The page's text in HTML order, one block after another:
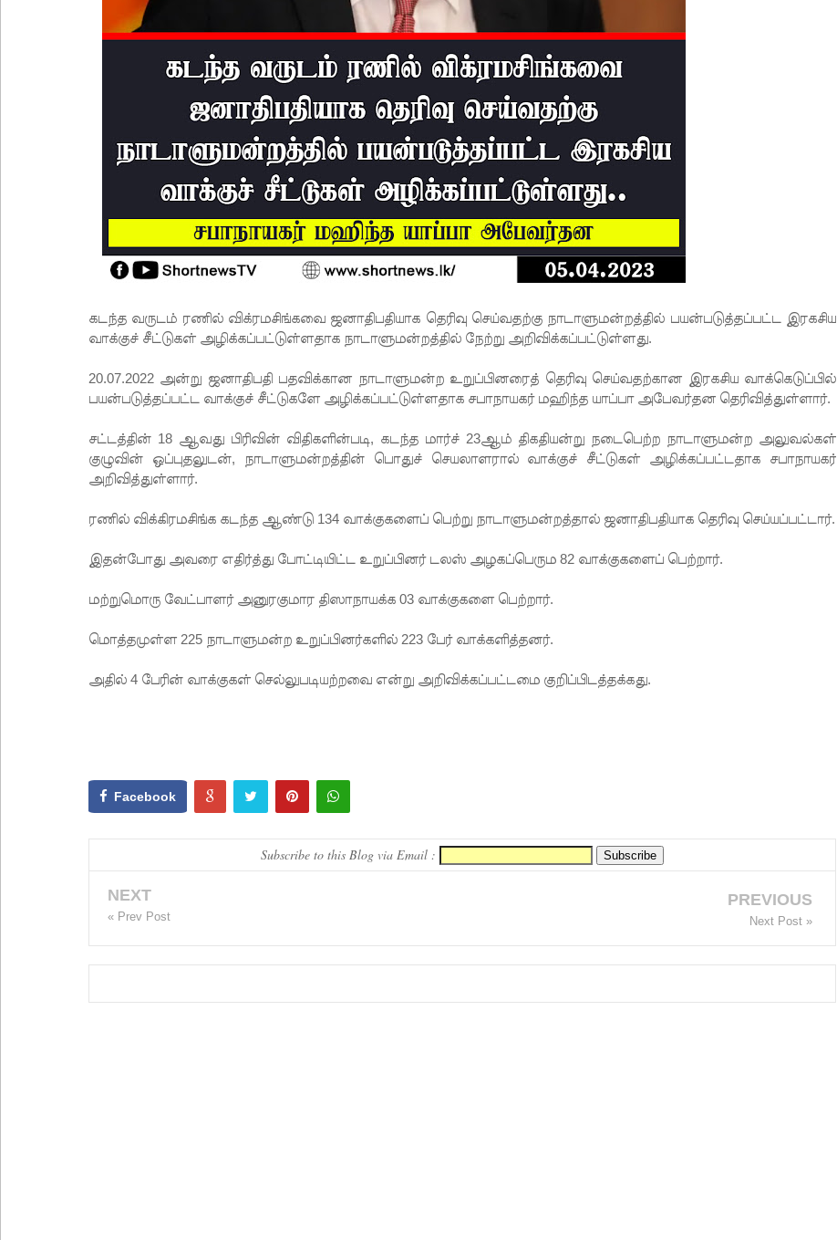
கடந்த வருடம் ரணில் விக்ரமசிங்கவை ஜனாதிபதியாக தெரிவு செய்வதற்கு நாடாளுமன்றத்தில் பயன்படுத்தப்பட்ட இரகசிய
வாக்குச் சீட்டுகள் அழிக்கப்பட்டுள்ளதாக நாடாளுமன்றத்தில் நேற்று அறிவிக்கப்பட்டுள்ளது.
20.07.2022 அன்று ஜனாதிபதி பதவிக்கான நாடாளுமன்ற உறுப்பினரைத் தெரிவு செய்வதற்கான இரகசிய வாக்கெடுப்பில்
பயன்படுத்தப்பட்ட வாக்குச் சீட்டுகளே அழிக்கப்பட்டுள்ளதாக சபாநாயகர் மஹிந்த யாப்பா அபேவர்தன தெரிவித்துள்ளார்.
சட்டத்தின் 18 ஆவது பிரிவின் விதிகளின்படி, கடந்த மார்ச் 23ஆம் திகதியன்று நடைபெற்ற நாடாளுமன்ற அலுவல்கள்
குழுவின் ஒப்புதலுடன், நாடாளுமன்றத்தின் பொதுச் செயலாளரால் வாக்குச் சீட்டுகள் அழிக்கப்பட்டதாக சபாநாயகர்
அறிவித்துள்ளார்.
ரணில் விக்கிரமசிங்க கடந்த ஆண்டு 134 வாக்குகளைப் பெற்று நாடாளுமன்றத்தால் ஜனாதிபதியாக தெரிவு செய்யப்பட்டார்.
இதன்போது அவரை எதிர்த்து போட்டியிட்ட உறுப்பினர் டலஸ் அழகப்பெரும 82 வாக்குகளைப் பெற்றார்.
மற்றுமொரு வேட்பாளர் அனுரகுமார திஸாநாயக்க 03 வாக்குகளை பெற்றார்.
மொத்தமுள்ள 225 நாடாளுமன்ற உறுப்பினர்களில் 223 பேர் வாக்களித்தனர்.
அதில் 4 பேரின் வாக்குகள் செல்லுபடியற்றவை என்று அறிவிக்கப்பட்டமை குறிப்பிடத்தக்கது.
Facebook
Subscribe to this Blog via Email :
NEXT
« Prev Post
PREVIOUS
Next Post »